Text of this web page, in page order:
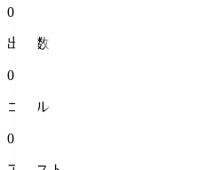
0
出場数
0
ゴール
0